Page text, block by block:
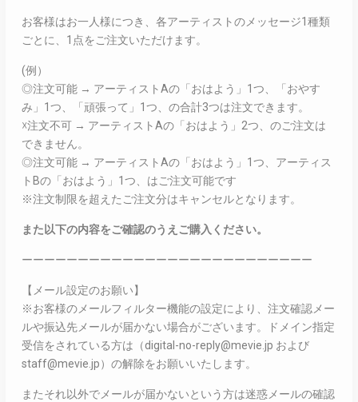
お客様はお一人様につき、各アーティストのメッセージ1種類
ごとに、1点をご注文いただけます。
(例）
◎注文可能 → アーティストAの「おはよう」1つ、「おやす
み」1つ、「頑張って」1つ、の合計3つは注文できます。
☓注文不可 → アーティストAの「おはよう」2つ、のご注文は
できません。
◎注文可能 → アーティストAの「おはよう」1つ、アーティス
トBの「おはよう」1つ、はご注文可能です
※注文制限を超えたご注文分はキャンセルとなります。
また以下の内容をご確認のうえご購入ください。
ーーーーーーーーーーーーーーーーーーーーーーーーーー
【メール設定のお願い】
※お客様のメールフィルター機能の設定により、注文確認メー
ルや振込先メールが届かない場合がございます。ドメイン指定
受信をされている方は（digital-no-reply@mevie.jp および
staff@mevie.jp）の解除をお願いいたします。
またそれ以外でメールが届かないという方は迷惑メールの確認